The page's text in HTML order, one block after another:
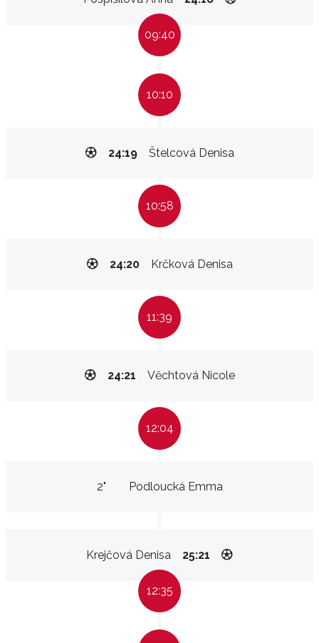
09:40
10:10
Štelcová Denisa
24:19
10:58
Krčková Denisa
24:20
11:39
Věchtová Nicole
24:21
12:04
Podloucká Emma
2"
Krejčová Denisa 25:21
12:35